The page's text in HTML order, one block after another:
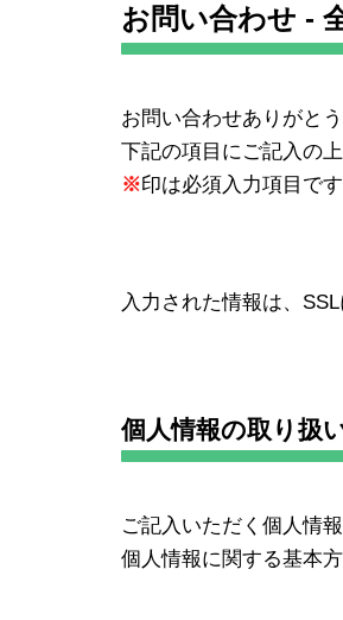
お問い合わせ -
お問い合わせありがとう
下記の項目にご記入の
※印は必須入力項目で
入力された情報は、
個人情報の取り扱
ご記入いただく個人情
個人情報に関する基本